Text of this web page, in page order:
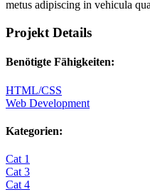
metus adipiscing in vehicula
Projekt Details
Benötigte Fähigkeiten:
HTML/CSS
Web Development
Kategorien:
Cat 1
Cat 3
Cat 4